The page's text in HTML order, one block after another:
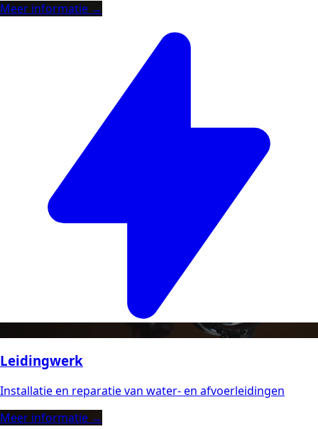
Meer informatie →
Leidingwerk
Installatie en reparatie van water- en afvoerleidingen
Meer informatie →